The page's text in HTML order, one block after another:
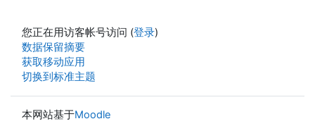
您正在用访客帐号访问 (登录)
‎数据保留摘要‎
获取移动应用
切换到标准主题
本网站基于Moodle